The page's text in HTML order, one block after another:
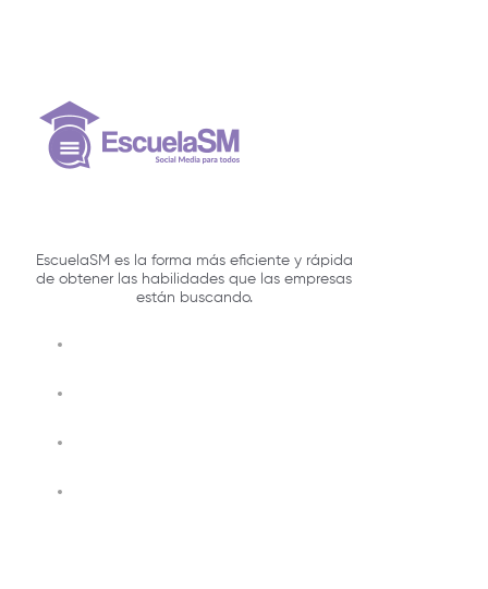
EscuelaSM es la forma más eficiente y rápida
de obtener las habilidades que las empresas
están buscando.